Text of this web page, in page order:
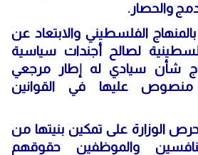
والحصار.
الفلسطيني والابتعاد عن
لصالح أجندات سياسية
شأن سيادي له إطار مرجعي
عليها في القوانين
الوزارة على تمكين بنيتها من
والموظفين حقوقهم